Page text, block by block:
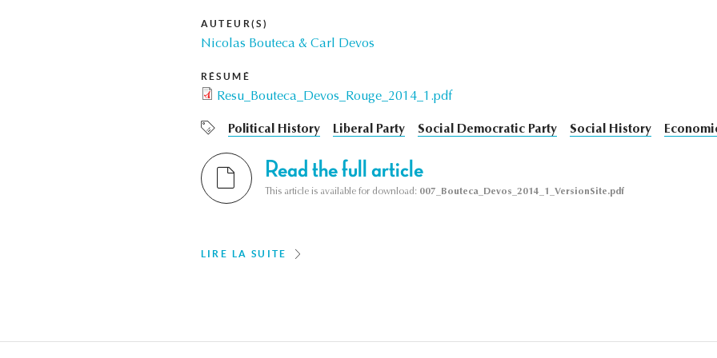
AUTEUR(S)
Nicolas Bouteca & Carl Devos
RÉSUMÉ
Resu_Bouteca_Devos_Rouge_2014_1.pdf
Political History Liberal Party Social Democratic Party Social History
Read the full article
This article is available for download: 007_Bouteca_Devos_2014_1_VersionSite.pdf
LIRE LA SUITE